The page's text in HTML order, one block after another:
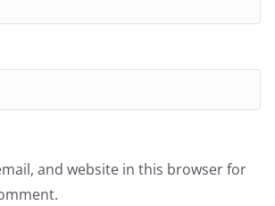
and website in this browser for